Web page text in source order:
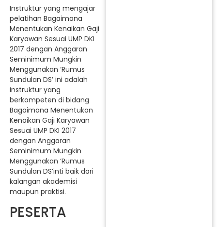
Instruktur yang mengajar
pelatihan Bagaimana
Menentukan Kenaikan Gaji
Karyawan Sesuai UMP DKI
2017 dengan Anggaran
Seminimum Mungkin
Menggunakan ‘Rumus
Sundulan DS’ ini adalah
instruktur yang
berkompeten di bidang
Bagaimana Menentukan
Kenaikan Gaji Karyawan
Sesuai UMP DKI 2017
dengan Anggaran
Seminimum Mungkin
Menggunakan ‘Rumus
Sundulan DS’inti baik dari
kalangan akademisi
maupun praktisi.
PESERTA